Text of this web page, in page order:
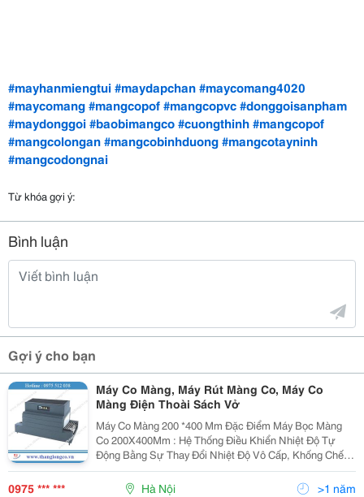
#mayhanmiengtui#maydapchan#maycomang4020
#maycomang#mangcopof#mangcopvc#donggoisanpham
#maydonggoi#baobimangco#cuongthinh#mangcopof
#mangcolongan#mangcobinhduong#mangcotayninh
#mangcodongnai
Từ khóa gợi ý:
Bình luận
Gợi ý cho bạn
Máy Co Màng, Máy Rút Màng Co, Máy Co
Màng Điện Thoài Sách Vở
Máy Co Màng 200 *400 Mm Đặc Điểm Máy Bọc Màng
Co 200X400Mm : Hệ Thống Điều Khiển Nhiệt Độ Tự
Động Bằng Sự Thay Đổi Nhiệt Độ Vô Cấp, Khống Chế
Dòng Điện Cố Định, Tiếng Ồn Nhỏ, Tuổi Thọ Cao. Thông
Số Kỹ Thuật Chính Model: Fr &Ndash; 400 Kích Thước
0975 *** *** Hà Nội >1 năm